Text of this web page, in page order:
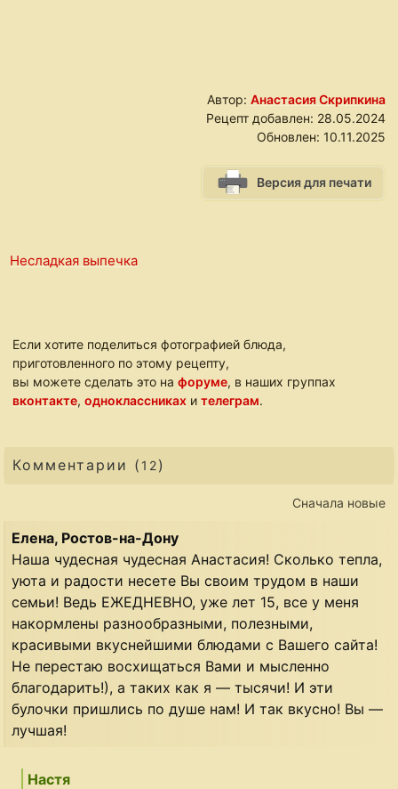
Автор: Анастасия Скрипкина
Рецепт добавлен: 28.05.2024
Обновлен: 10.11.2025
Версия для печати
Несладкая выпечка
Если хотите поделиться фотографией блюда,
приготовленного по этому рецепту,
вы можете сделать это нафоруме, в наших группах
вконтакте,одноклассниках ителеграм.
Комментарии ( 12)
Сначала новые
Елена, Ростов-на-Дону
Наша чудесная чудесная Анастасия! Сколько тепла,
уюта и радости несете Вы своим трудом в наши
семьи! Ведь ЕЖЕДНЕВНО, уже лет 15, все у меня
накормлены разнообразными, полезными,
красивыми вкуснейшими блюдами с Вашего сайта!
Не перестаю восхищаться Вами и мысленно
благодарить!), а таких как я — тысячи! И эти
булочки пришлись по душе нам! И так вкусно! Вы —
лучшая!
Настя